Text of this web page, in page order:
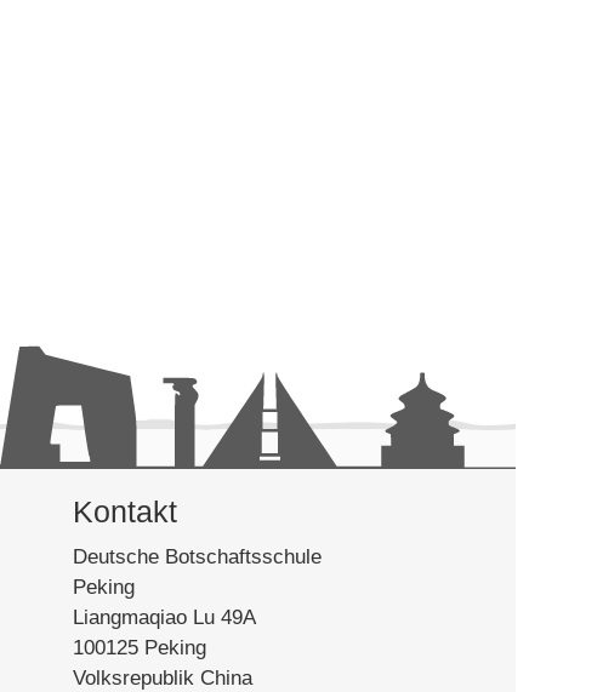
Kontakt
Deutsche Botschaftsschule
Peking
Liangmaqiao Lu 49A
100125 Peking
Volksrepublik China